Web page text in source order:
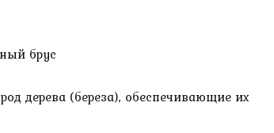
брус
дерева (береза), обеспечивающие их